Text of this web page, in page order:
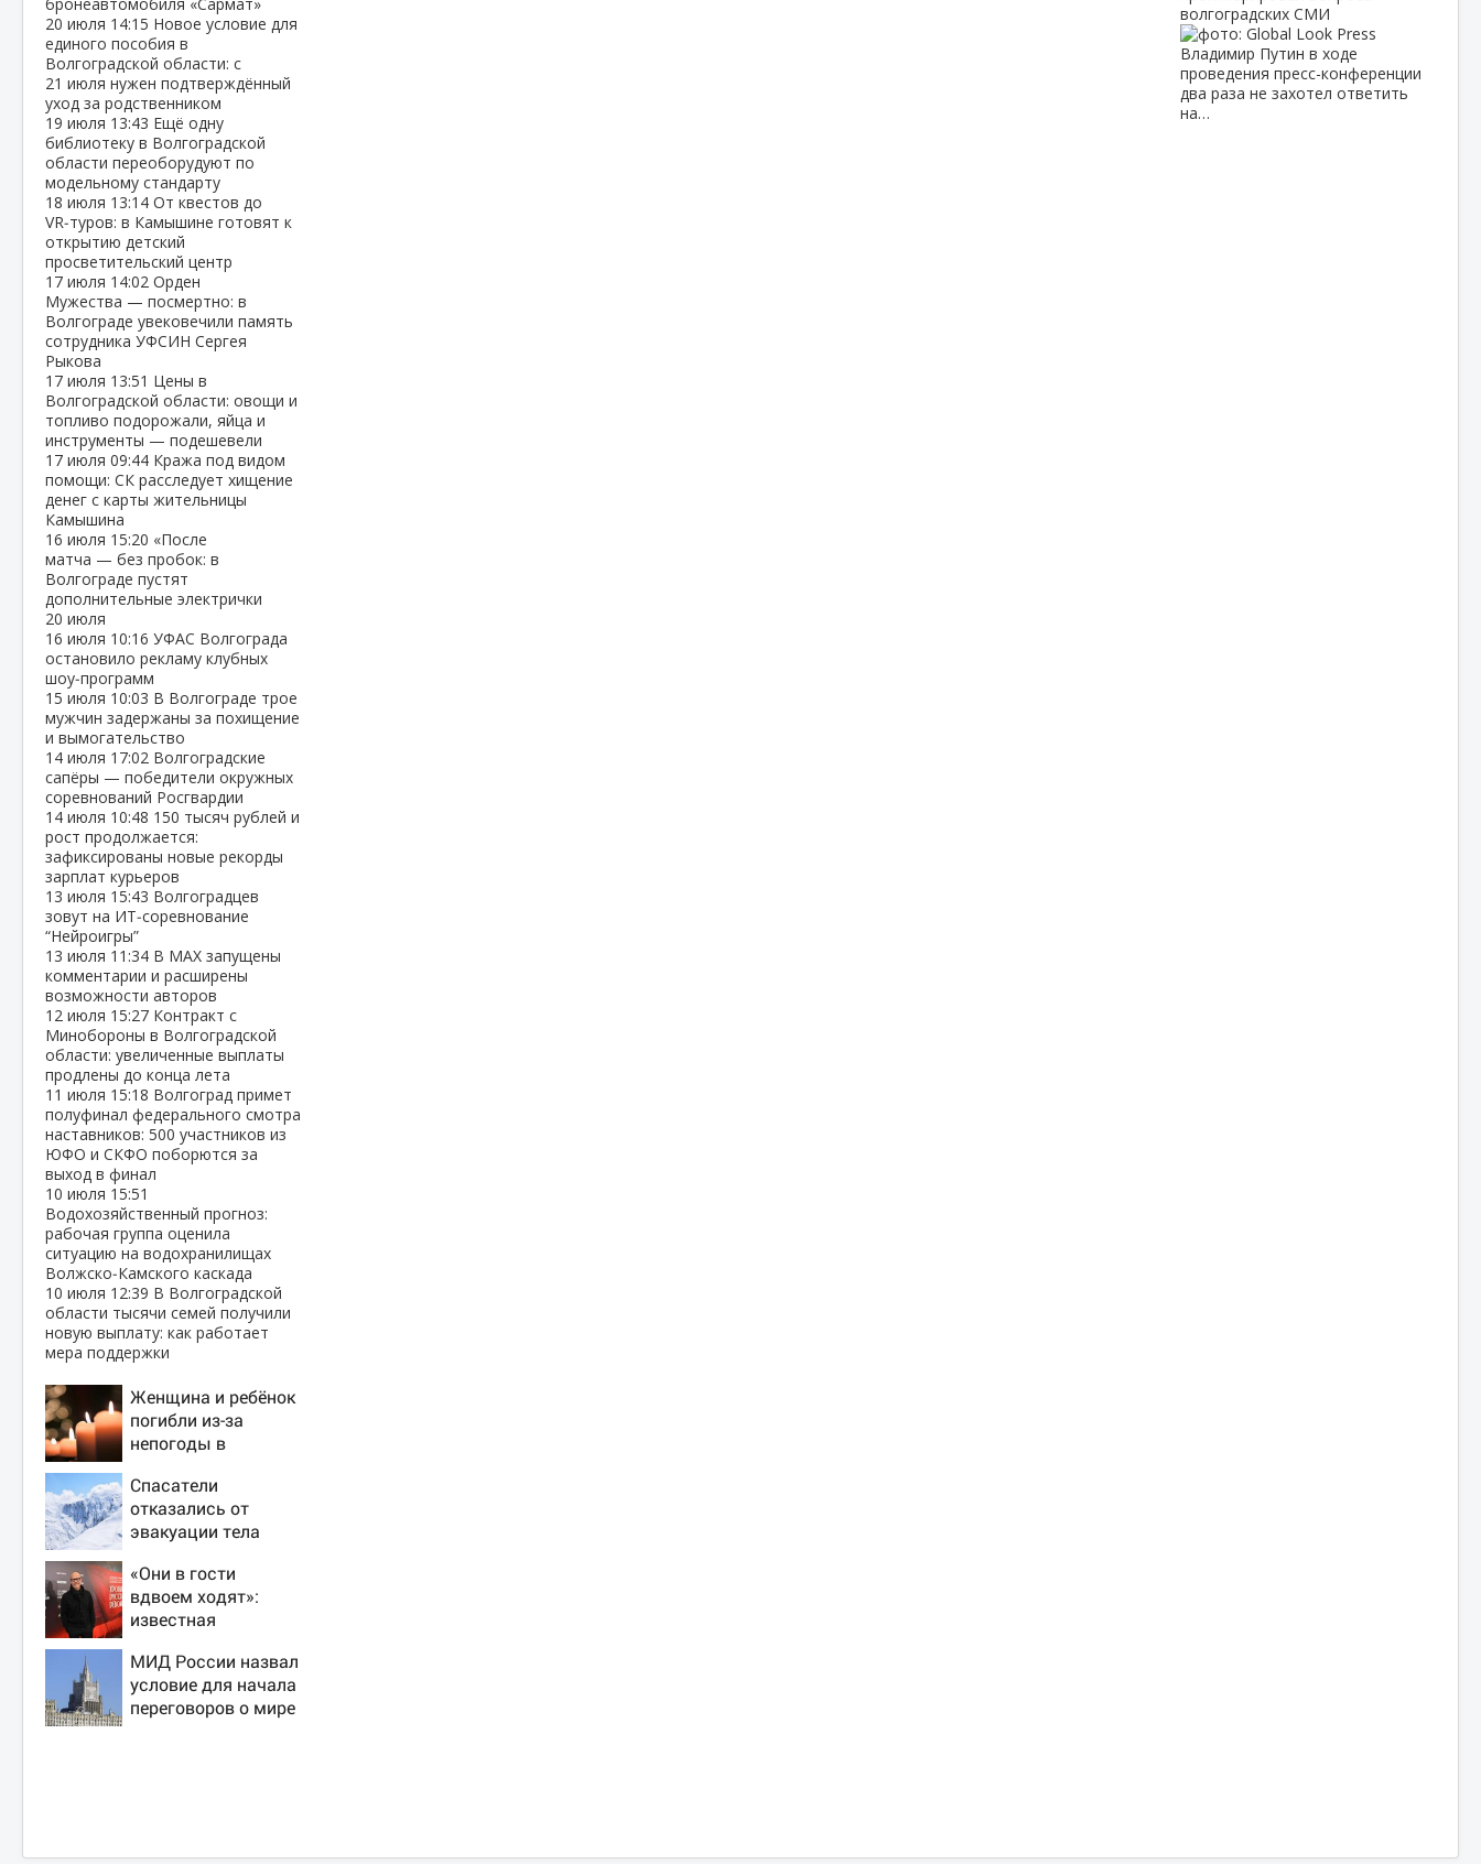
20 июля 14:15 Новое условие для
единого пособия в
Волгоградской области: с
21 июля нужен подтверждённый
уход за родственником
19 июля 13:43 Ещё одну
библиотеку в Волгоградской
области переоборудуют по
модельному стандарту
18 июля 13:14 От квестов до
VR‑туров: в Камышине готовят к
открытию детский
просветительский центр
17 июля 14:02 Орден
Мужества — посмертно: в
Волгограде увековечили память
сотрудника УФСИН Сергея
Рыкова
17 июля 13:51 Цены в
Волгоградской области: овощи и
топливо подорожали, яйца и
инструменты — подешевели
17 июля 09:44 Кража под видом
помощи: СК расследует хищение
денег с карты жительницы
Камышина
16 июля 15:20 «После
матча — без пробок: в
Волгограде пустят
дополнительные электрички
20 июля
16 июля 10:16 УФАС Волгограда
остановило рекламу клубных
шоу‑программ
15 июля 10:03 В Волгограде трое
мужчин задержаны за похищение
и вымогательство
14 июля 17:02 Волгоградские
сапёры — победители окружных
соревнований Росгвардии
14 июля 10:48 150 тысяч рублей и
рост продолжается:
зафиксированы новые рекорды
зарплат курьеров
13 июля 15:43 Волгоградцев
зовут на ИТ‑соревнование
“Нейроигры”
13 июля 11:34 В МАХ запущены
комментарии и расширены
возможности авторов
12 июля 15:27 Контракт с
Минобороны в Волгоградской
области: увеличенные выплаты
продлены до конца лета
11 июля 15:18 Волгоград примет
полуфинал федерального смотра
наставников: 500 участников из
ЮФО и СКФО поборются за
выход в финал
10 июля 15:51
Водохозяйственный прогноз:
рабочая группа оценила
ситуацию на водохранилищах
Волжско‑Камского каскада
10 июля 12:39 В Волгоградской
области тысячи семей получили
новую выплату: как работает
мера поддержки
Женщина и ребёнок
погибли из-за
непогоды в
Спасатели
отказались от
эвакуации тела
Наговицыной с
семитысячника
«Они в гости
вдвоем ходят»:
известная
подтвердила роман
Бондарчука и
Исаковой
МИД России назвал
условие для начала
переговоров о мире
волгоградских СМИ
Владимир Путин в ходе
проведения пресс-конференции
два раза не захотел ответить
на…